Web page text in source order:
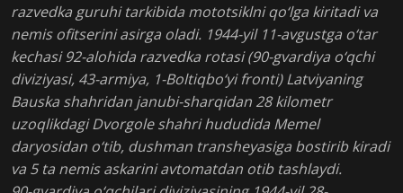
razvedka guruhi tarkibida mototsiklni qo‘lga kiritadi va
nemis ofitserini asirga oladi. 1944-yil 11-avgustga o‘tar
kechasi 92-alohida razvedka rotasi (90-gvardiya o‘qchi
diviziyasi, 43-armiya, 1-Boltiqbo‘yi fronti) Latviyaning
Bauska shahridan janubi-sharqidan 28 kilometr
uzoqlikdagi Dvorgole shahri hududida Memel
daryosidan o‘tib, dushman transheyasiga bostirib kiradi
va 5 ta nemis askarini avtomatdan otib tashlaydi.